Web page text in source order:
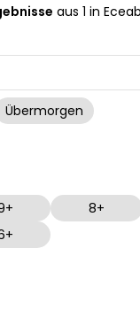
aus 1 in
Übermorgen
8+